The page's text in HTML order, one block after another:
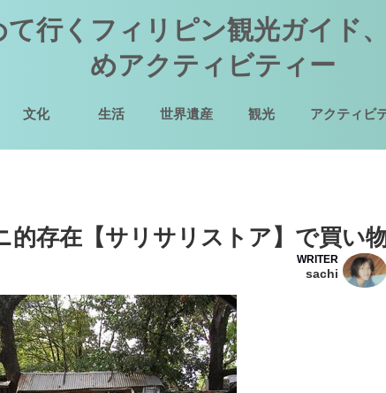
て行くフィリピン観光ガイド
めアクティビティー
文化 生活 世界遺産 観光 アクティビ
的存在【サリサリストア】で買い
WRITER
sachi